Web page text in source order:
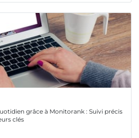
grâce à Monitorank : Suivi précis
clés